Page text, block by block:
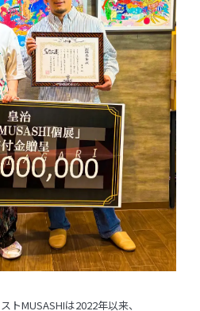
トMUSASHIは2022年以来、